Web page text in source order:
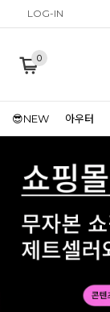
LOG-IN
0
😎NEW 아우터